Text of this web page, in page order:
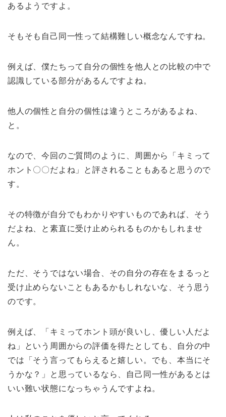
あるようですよ。
そもそも自己同一性って結構難しい概念なんですね。
例えば、僕たちって自分の個性を他人との比較の中で
認識している部分があるんですよね。
他人の個性と自分の個性は違うところがあるよね、
と。
なので、今回のご質問のように、周囲から「キミって
ホント〇〇だよね」と評されることもあると思うので
す。
その特徴が自分でもわかりやすいものであれば、そう
だよね、と素直に受け止められるものかもしれませ
ん。
ただ、そうではない場合、その自分の存在をまるっと
受け止めらないこともあるかもしれないな、そう思う
のです。
例えば、「キミってホント頭が良いし、優しい人だよ
ね」という周囲からの評価を得たとしても、自分の中
では「そう言ってもらえると嬉しい。でも、本当にそ
うかな？」と思っているなら、自己同一性があるとは
いい難い状態になっちゃうんですよね。